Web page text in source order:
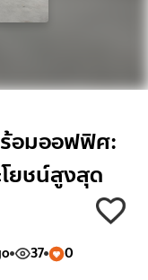
อมออฟฟิศ:
ยชน์สูงสุด
37 0